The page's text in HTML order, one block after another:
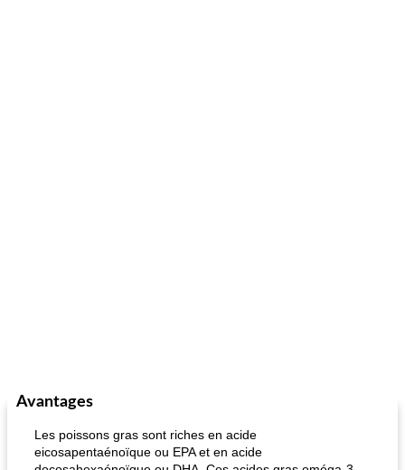
Avantages
Les poissons gras sont riches en acide
eicosapentaénoïque ou EPA et en acide